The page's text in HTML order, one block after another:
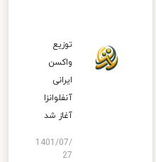
توزیع
واکسن
ایرانی
آنفلوانزا
آغاز شد
1401/07/
27